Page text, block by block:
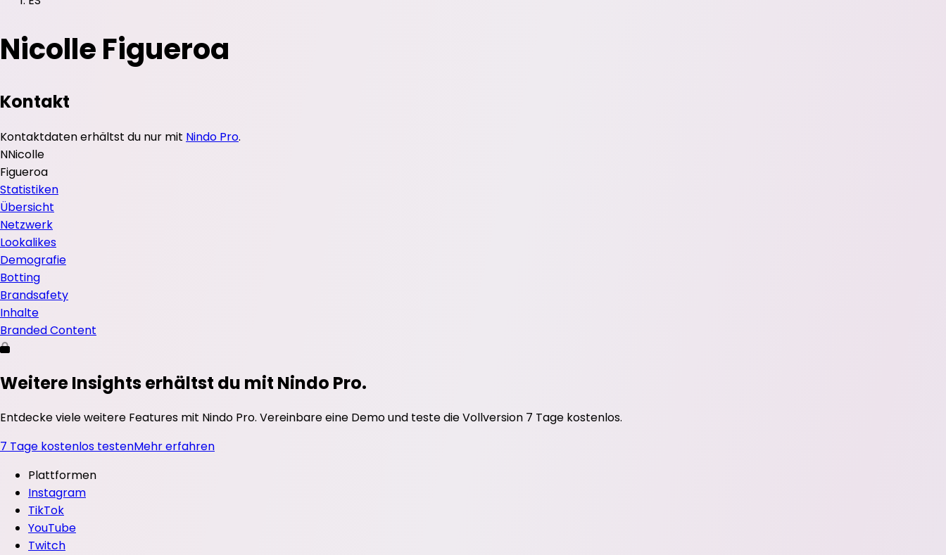
Nicolle Figueroa
Kontakt
Kontaktdaten erhältst du nur mit Nindo Pro.
NNicolle
Figueroa
Statistiken
Übersicht
Netzwerk
Lookalikes
Demografie
Botting
Brandsafety
Inhalte
Branded Content
Weitere Insights erhältst du mit Nindo Pro.
Entdecke viele weitere Features mit Nindo Pro. Vereinbare eine Demo und teste die Vollversion 7 Tage kostenlos.
7 Tage kostenlos testenMehr erfahren
Plattformen
Instagram
TikTok
YouTube
Twitch